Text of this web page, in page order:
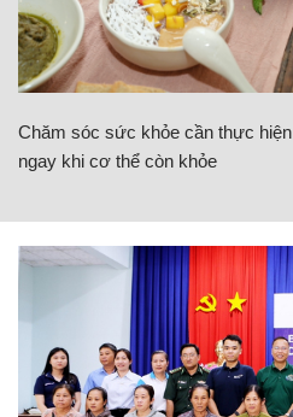
Chăm sóc sức khỏe cần thực hiện
ngay khi cơ thể còn khỏe